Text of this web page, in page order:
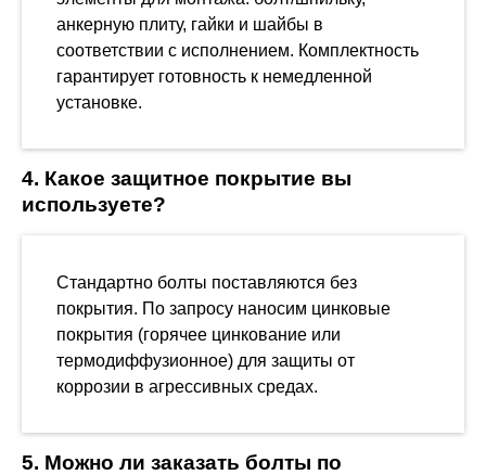
анкерную плиту, гайки и шайбы в
соответствии с исполнением. Комплектность
гарантирует готовность к немедленной
установке.
4. Какое защитное покрытие вы
используете?
Стандартно болты поставляются без
покрытия. По запросу наносим цинковые
покрытия (горячее цинкование или
термодиффузионное) для защиты от
коррозии в агрессивных средах.
5. Можно ли заказать болты по